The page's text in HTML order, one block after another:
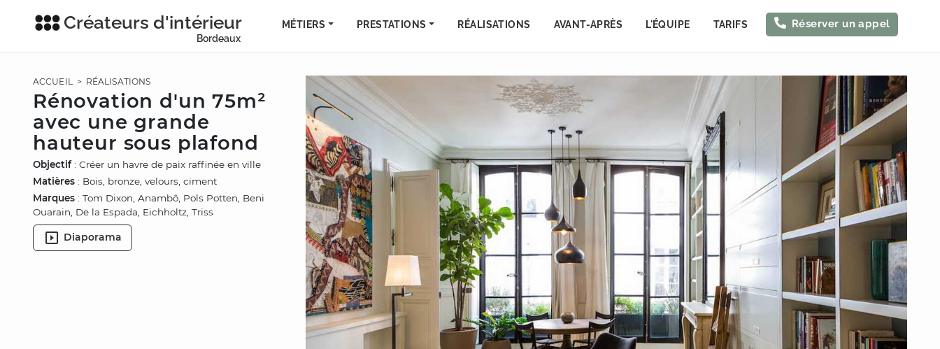
Créateurs d'intérieur
Bordeaux
MÉTIERS PRESTATIONS RÉALISATIONS AVANT-APRÈS L'ÉQUIPE TARIFS Réserver un appel
ACCUEIL> RÉALISATIONS
Rénovation d'un 75m²
avec une grande
hauteur sous plafond
Objectif: Créer un havre de paix raffinée en ville
Matières : Bois, bronze, velours, ciment
Marques : Tom Dixon, Anambô, Pols Potten, Beni
Ouarain, De la Espada, Eichholtz, Triss
Diaporama